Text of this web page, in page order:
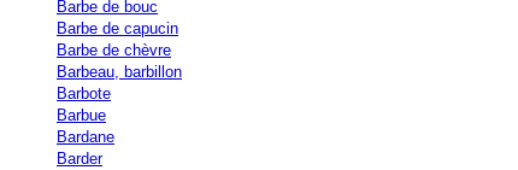
Barbe de bouc
Barbe de capucin
Barbe de chèvre
Barbeau, barbillon
Barbote
Barbue
Bardane
Barder